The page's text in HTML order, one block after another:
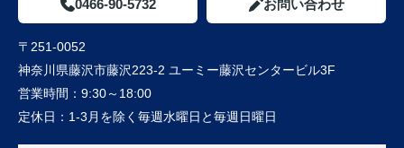
0466-90-5732 お問い合わせ
〒251-0052
神奈川県藤沢市藤沢223-2 ユーミー藤沢センタービル3F
営業時間： 9:30～18:00
定休日： 1-3月を除く毎週水曜日と毎週日曜日